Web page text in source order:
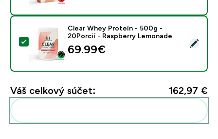
Vybrať tento produkt - Clear Whey Proteín - 500g -
Clear Whey Proteín - 500g -
20Porcií - Raspberry Lemonade
69.99€‎
Váš celkový súčet: 162,97 €‎